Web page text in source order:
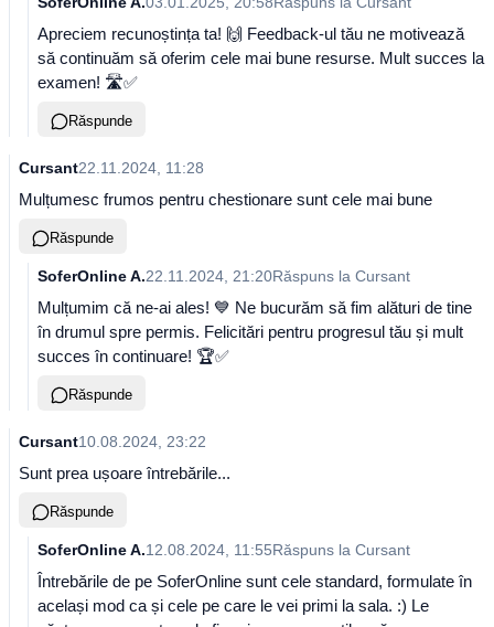
Apreciem recunoștința ta! 🙌 Feedback-ul tău ne motivează
să continuăm să oferim cele mai bune resurse. Mult succes la
examen! 🛣️✅
Răspunde
Cursant22.11.2024, 11:28
Mulțumesc frumos pentru chestionare sunt cele mai bune
Răspunde
SoferOnline A.22.11.2024, 21:20Răspuns la Cursant
Mulțumim că ne-ai ales! 💙 Ne bucurăm să fim alături de tine
în drumul spre permis. Felicitări pentru progresul tău și mult
succes în continuare! 🏆✅
Răspunde
Cursant10.08.2024, 23:22
Sunt prea ușoare întrebările...
Răspunde
SoferOnline A.12.08.2024, 11:55Răspuns la Cursant
Întrebările de pe SoferOnline sunt cele standard, formulate în
același mod ca și cele pe care le vei primi la sala. :) Le